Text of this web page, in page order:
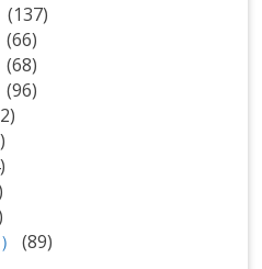
(137)
(66)
(68)
(96)
(89)